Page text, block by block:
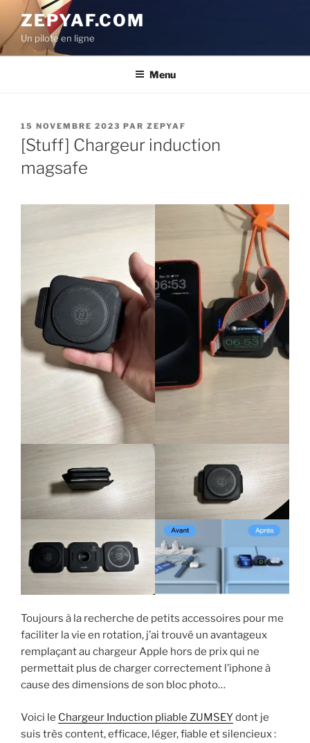
contenu
principal
ZEPYAF.COM
Un pilote en ligne
Menu
PUBLIÉ
LE
15 NOVEMBRE 2023 PAR ZEPYAF
[Stuff] Chargeur induction
magsafe
Toujours à la recherche de petits accessoires pour me
faciliter la vie en rotation, j’ai trouvé un avantageux
remplaçant au chargeur Apple hors de prix qui ne
permettait plus de charger correctement l’iphone à
cause des dimensions de son bloc photo…
Voici le Chargeur Induction pliable ZUMSEYdont je
suis très content, efficace, léger, fiable et silencieux :